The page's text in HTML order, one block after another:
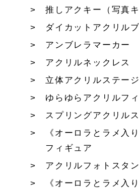
推しアクキー（写真
ダイカットアクリル
アンブレラマーカー
アクリルネックレス
立体アクリルステージ
ゆらゆらアクリルフ
スプリングアクリル
《オーロラとラメ入
フィギュア
アクリルフォトスタ
《オーロラとラメ入